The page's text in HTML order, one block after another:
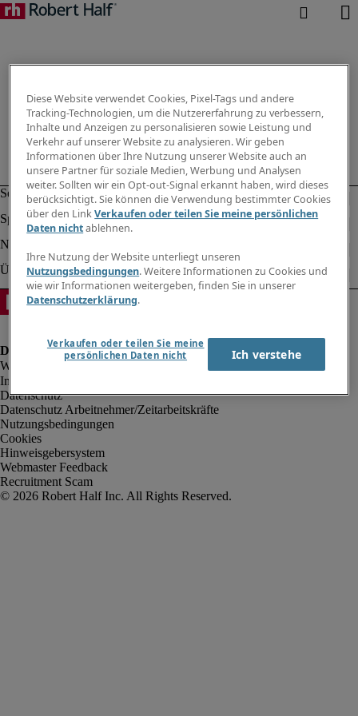
Impressum
Datenschutz
Datenschutz Arbeitnehmer/Zeitarbeitskräfte
Nutzungsbedingungen
Cookies
Hinweisgebersystem
Webmaster Feedback
Recruitment Scam
Diese Website verwendet Cookies, Pixel-Tags und andere
Tracking-Technologien, um die Nutzererfahrung zu verbessern,
Inhalte und Anzeigen zu personalisieren sowie Leistung und
Verkehr auf unserer Website zu analysieren. Wir geben
Informationen über Ihre Nutzung unserer Website auch an
unsere Partner für soziale Medien, Werbung und Analysen
weiter. Sollten wir ein Opt-out-Signal erkannt haben, wird dieses
berücksichtigt. Sie können die Verwendung bestimmter Cookies
über den LinkVerkaufen oder teilen Sie meine persönlichen
Daten nichtablehnen.
Ihre Nutzung der Website unterliegt unseren
Nutzungsbedingungen. Weitere Informationen zu Cookies und
wie wir Informationen weitergeben, finden Sie in unserer
Datenschutzerklärung.
Verkaufen oder teilen Sie meine
persönlichen Daten nicht
Ich verstehe